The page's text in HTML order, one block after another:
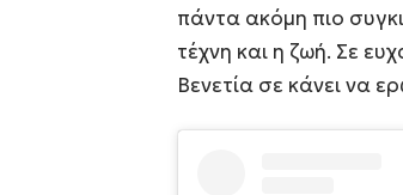
πάντα ακόμη πιο
τέχνη και η ζωή. Σε
Βενετία σε κάνει να